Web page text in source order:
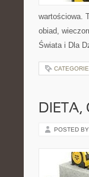
wartościowa.
obiad,
Świata i Dla
DIETA,
POSTED